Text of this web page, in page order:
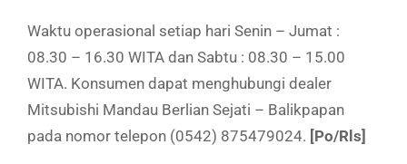
Waktu operasional setiap hari Senin – Jumat :
08.30 – 16.30 WITA dan Sabtu : 08.30 – 15.00
WITA. Konsumen dapat menghubungi dealer
Mitsubishi Mandau Berlian Sejati – Balikpapan
pada nomor telepon (0542) 875479024. [Po/Rls]